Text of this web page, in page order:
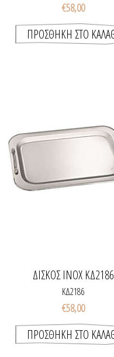
€58,00
ΔΙΣΚΟΣ INOX ΚΔ2186
ΚΔ2186
€58,00